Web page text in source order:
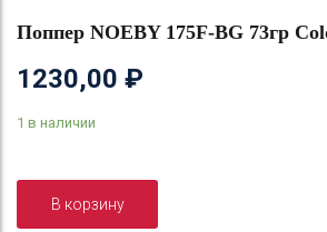
Поппер NOEBY 175F-BG 73гр
1230,00 ₽
1 в наличии
В корзину